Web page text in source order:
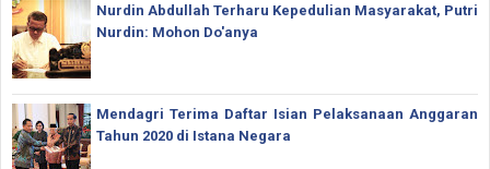
Nurdin Abdullah Terharu Kepedulian Masyarakat, Putri
Nurdin: Mohon Do'anya
Mendagri Terima Daftar Isian Pelaksanaan Anggaran
Tahun 2020 di Istana Negara